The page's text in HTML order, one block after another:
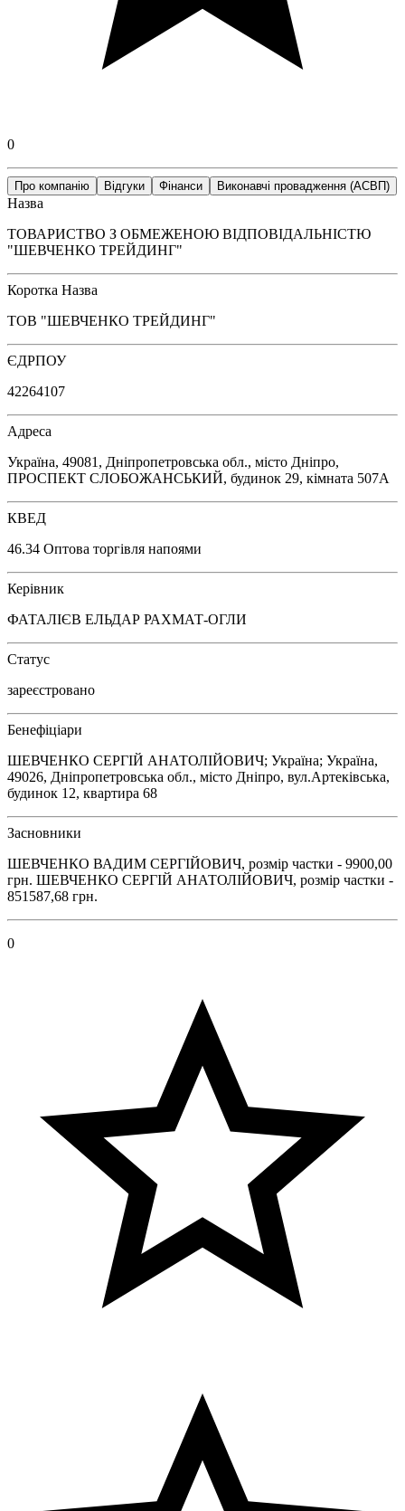
0
Про компанію Відгуки Фінанси Виконавчі провадження (АСВП)
Назва
ТОВАРИСТВО З ОБМЕЖЕНОЮ ВІДПОВІДАЛЬНІСТЮ
"ШЕВЧЕНКО ТРЕЙДИНГ"
Коротка Назва
ТОВ "ШЕВЧЕНКО ТРЕЙДИНГ"
ЄДРПОУ
42264107
Адреса
Україна, 49081, Дніпропетровська обл., місто Дніпро,
ПРОСПЕКТ СЛОБОЖАНСЬКИЙ, будинок 29, кімната 507А
КВЕД
46.34 Оптова торгівля напоями
Керівник
ФАТАЛІЄВ ЕЛЬДАР РАХМАТ-ОГЛИ
Статус
зареєстровано
Бенефіціари
ШЕВЧЕНКО СЕРГІЙ АНАТОЛІЙОВИЧ; Україна; Україна,
49026, Дніпропетровська обл., місто Дніпро, вул.Артеківська,
будинок 12, квартира 68
Засновники
ШЕВЧЕНКО ВАДИМ СЕРГІЙОВИЧ, розмір частки - 9900,00
грн. ШЕВЧЕНКО СЕРГІЙ АНАТОЛІЙОВИЧ, розмір частки -
851587,68 грн.
0